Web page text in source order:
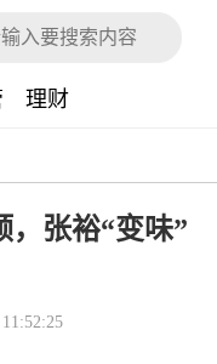
理财
，张裕“变味”